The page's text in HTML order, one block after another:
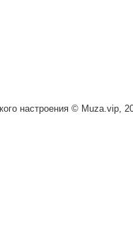
настроения © Muza.vip,